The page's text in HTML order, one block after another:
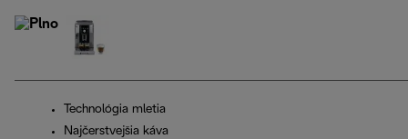
Technológia mletia
Najčerstvejšia káva